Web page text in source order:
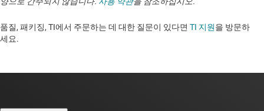
품질, 패키징, TI에서 주문하는 데 대한 질문이 있다면 TI 지원을 방문하
세요. ​​​​​​​​​​​​​​